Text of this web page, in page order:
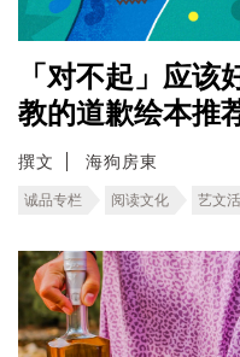
「对不起」应该
教的道歉绘本推
撰文 海狗房東
诚品专栏 阅读文化 艺文